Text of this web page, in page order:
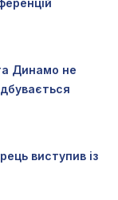
Динамо не
виступив із